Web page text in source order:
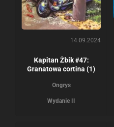
14.09.2024
Kapitan Żbik #47:
Granatowa cortina (1)
Ongrys
Wydanie II